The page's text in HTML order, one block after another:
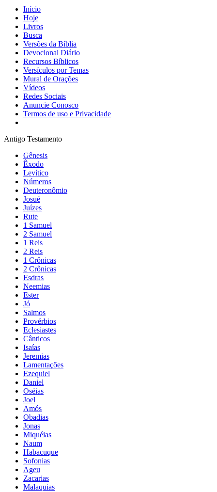
Início
Hoje
Livros
Busca
Versões da Bíblia
Devocional Diário
Recursos Bíblicos
Versículos por Temas
Mural de Orações
Vídeos
Redes Sociais
Anuncie Conosco
Termos de uso e Privacidade
Antigo Testamento
Gênesis
Êxodo
Levítico
Números
Deuteronômio
Josué
Juízes
Rute
1 Samuel
2 Samuel
1 Reis
2 Reis
1 Crônicas
2 Crônicas
Esdras
Neemias
Ester
Jó
Salmos
Provérbios
Eclesiastes
Cânticos
Isaías
Jeremias
Lamentações
Ezequiel
Daniel
Oséias
Joel
Amós
Obadias
Jonas
Miquéias
Naum
Habacuque
Sofonias
Ageu
Zacarias
Malaquias